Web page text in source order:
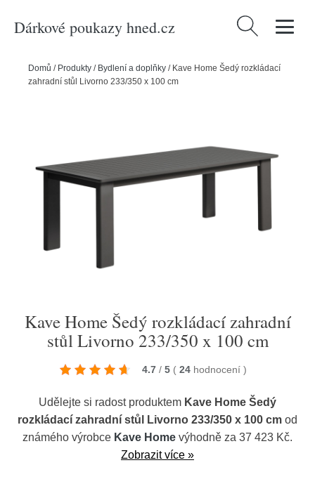
Dárkové poukazy hned.cz Vyhledávání
Domů / Produkty / Bydlení a doplňky / Kave Home Šedý rozkládací
zahradní stůl Livorno 233/350 x 100 cm
Kave Home Šedý rozkládací zahradní
stůl Livorno 233/350 x 100 cm
4.7 / 5 ( 24 hodnocení )
Udělejte si radost produktem Kave Home Šedý
rozkládací zahradní stůl Livorno 233/350 x 100 cm od
známého výrobce Kave Home výhodně za 37 423 Kč.
Zobrazit více »